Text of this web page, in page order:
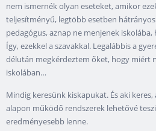
nem ismernék olyan eseteket, amikor
teljesítményű, legtöbb esetben
pedagógus, aznap ne menjenek
Így, ezekkel a szavakkal. Legalábbis a
délután megkérdeztem őket, hogy miért
iskolában…
Mindig keresünk kiskapukat. És aki
alapon működő rendszerek lehetővé
eredményesebb lenne.